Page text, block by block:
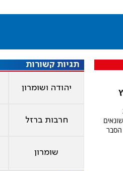
תגיות קשורות
יהודה ושומרון
חרבות ברזל
שומרון